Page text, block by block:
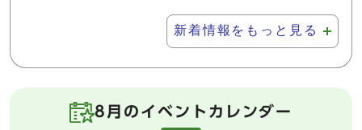
新着情報をもっと見る
8月のイベントカレンダー